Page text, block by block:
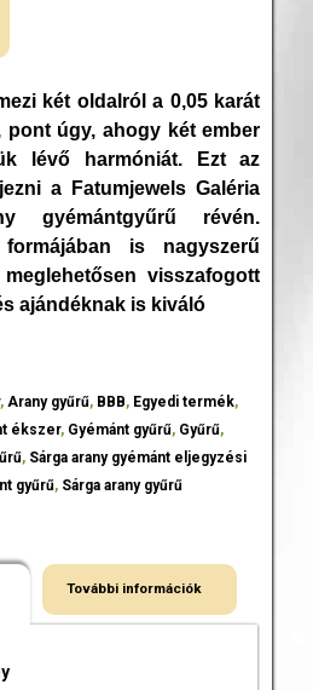
két oldalról a 0,05 karát
pont úgy, ahogy két ember
lévő harmóniát. Ezt az
a Fatumjewels Galéria
gyémántgyűrű révén.
is nagyszerű
visszafogott
ajándéknak is kiváló
, Arany gyűrű, BBB, Egyedi termék,
ékszer, Gyémánt gyűrű, Gyűrű,
, Sárga arany gyémánt eljegyzési
gyűrű, Sárga arany gyűrű
További információk